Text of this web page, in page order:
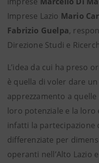
Imprese Lazio Mario
Fabrizio Guelpa,
Direzione Studi e
L’idea da cui ha preso
è quella di voler dare
apprezzamento a
loro potenziale e la loro
infatti la partecipazione
differenziate per
operanti nell’Alto Lazio